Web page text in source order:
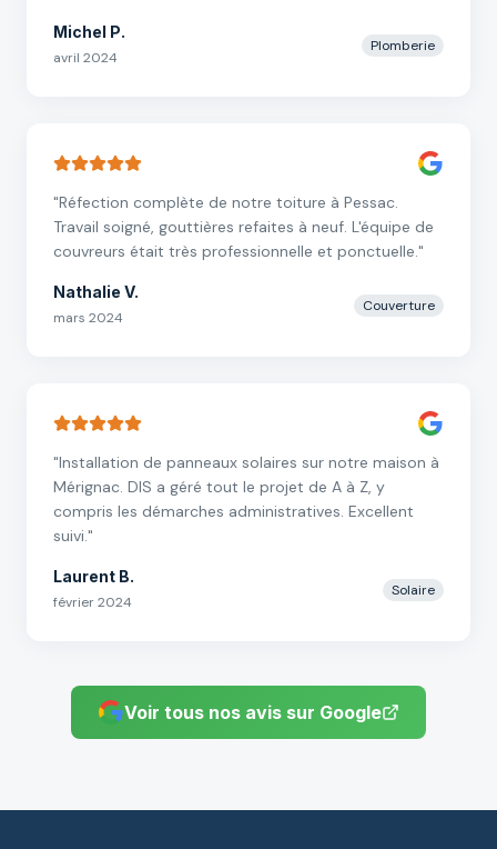
Michel P.
avril 2024
Plomberie
"Réfection complète de notre toiture à Pessac.
Travail soigné, gouttières refaites à neuf. L'équipe de
couvreurs était très professionnelle et ponctuelle."
Nathalie V.
mars 2024
Couverture
"Installation de panneaux solaires sur notre maison à
Mérignac. DIS a géré tout le projet de A à Z, y
compris les démarches administratives. Excellent
suivi."
Laurent B.
février 2024
Solaire
Voir tous nos avis sur Google